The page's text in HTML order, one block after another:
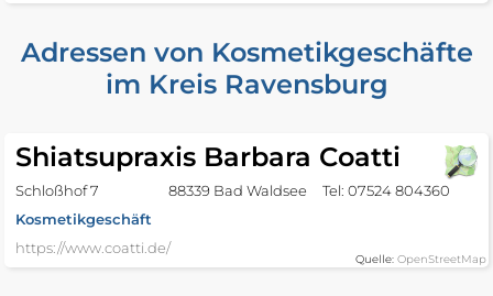
Adressen von Kosmetikgeschäfte
im Kreis Ravensburg
Shiatsupraxis Barbara Coatti
Schloßhof 7 88339 Bad Waldsee
Tel: 07524 804360
Kosmetikgeschäft
https://www.coatti.de/
Quelle: OpenStreetMap